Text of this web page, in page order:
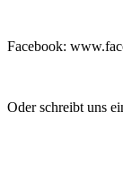
Facebook:
Oder schreibt uns